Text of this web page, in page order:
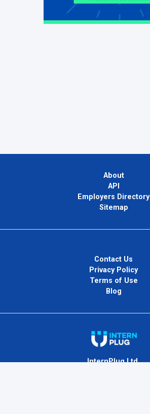
About
API
Employers Directory
Sitemap
Contact Us
Privacy Policy
Terms of Use
Blog
InternPlug Ltd.